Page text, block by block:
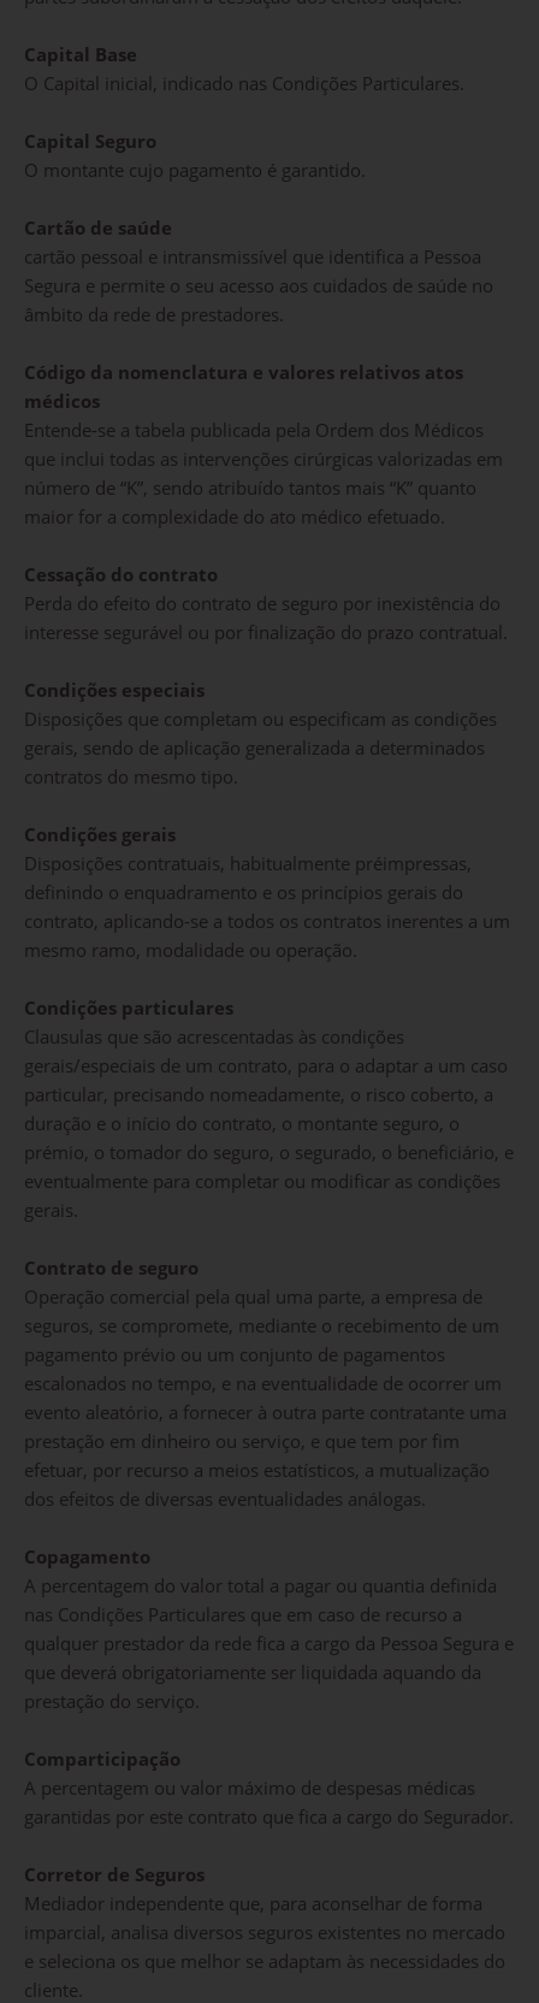
Capital Base
O Capital inicial, indicado nas Condições Particulares.
Capital Seguro
O montante cujo pagamento é garantido.
Cartão de saúde
cartão pessoal e intransmissível que identifica a Pessoa
Segura e permite o seu acesso aos cuidados de saúde no
âmbito da rede de prestadores.
Código da nomenclatura e valores relativos atos
médicos
Entende-se a tabela publicada pela Ordem dos Médicos
que inclui todas as intervenções cirúrgicas valorizadas em
número de “K”, sendo atribuído tantos mais “K” quanto
maior for a complexidade do ato médico efetuado.
Cessação do contrato
Perda do efeito do contrato de seguro por inexistência do
interesse segurável ou por finalização do prazo contratual.
Condições especiais
Disposições que completam ou especificam as condições
gerais, sendo de aplicação generalizada a determinados
contratos do mesmo tipo.
Condições gerais
Disposições contratuais, habitualmente préimpressas,
definindo o enquadramento e os princípios gerais do
contrato, aplicando-se a todos os contratos inerentes a um
mesmo ramo, modalidade ou operação.
Condições particulares
Clausulas que são acrescentadas às condições
gerais/especiais de um contrato, para o adaptar a um caso
particular, precisando nomeadamente, o risco coberto, a
duração e o início do contrato, o montante seguro, o
prémio, o tomador do seguro, o segurado, o beneficiário, e
eventualmente para completar ou modificar as condições
gerais.
Contrato de seguro
Operação comercial pela qual uma parte, a empresa de
seguros, se compromete, mediante o recebimento de um
pagamento prévio ou um conjunto de pagamentos
escalonados no tempo, e na eventualidade de ocorrer um
evento aleatório, a fornecer à outra parte contratante uma
prestação em dinheiro ou serviço, e que tem por fim
efetuar, por recurso a meios estatísticos, a mutualização
dos efeitos de diversas eventualidades análogas.
Copagamento
A percentagem do valor total a pagar ou quantia definida
nas Condições Particulares que em caso de recurso a
qualquer prestador da rede fica a cargo da Pessoa Segura e
que deverá obrigatoriamente ser liquidada aquando da
prestação do serviço.
Comparticipação
A percentagem ou valor máximo de despesas médicas
garantidas por este contrato que fica a cargo do Segurador.
Corretor de Seguros
Mediador independente que, para aconselhar de forma
imparcial, analisa diversos seguros existentes no mercado
e seleciona os que melhor se adaptam às necessidades do
cliente.